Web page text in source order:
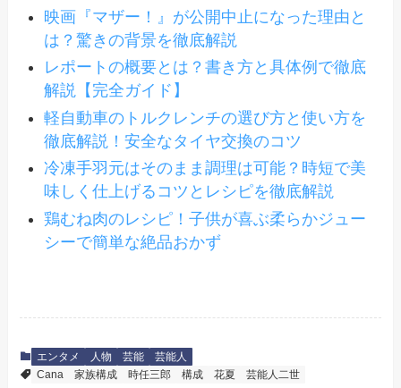
映画『マザー！』が公開中止になった理由と
は？驚きの背景を徹底解説
レポートの概要とは？書き方と具体例で徹底
解説【完全ガイド】
軽自動車のトルクレンチの選び方と使い方を
徹底解説！安全なタイヤ交換のコツ
冷凍手羽元はそのまま調理は可能？時短で美
味しく仕上げるコツとレシピを徹底解説
鶏むね肉のレシピ！子供が喜ぶ柔らかジュー
シーで簡単な絶品おかず
エンタメ 人物 芸能
芸能人
Cana
家族構成 時任三郎 構成 花夏 芸能人二世